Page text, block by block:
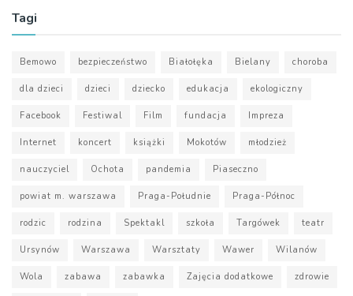
Tagi
Bemowo bezpieczeństwo Białołęka Bielany choroba
dla dzieci dzieci dziecko edukacja ekologiczny
Facebook Festiwal Film fundacja Impreza
Internet koncert książki Mokotów młodzież
nauczyciel Ochota pandemia Piaseczno
powiat m. warszawa Praga-Południe Praga-Północ
rodzic rodzina Spektakl szkoła Targówek teatr
Ursynów Warszawa Warsztaty Wawer Wilanów
Wola zabawa zabawka Zajęcia dodatkowe zdrowie